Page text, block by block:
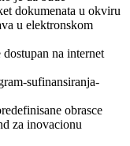
dokumenata u okviru
u elektronskom
na internet
sufinansiranja-
obrasce
za inovacionu